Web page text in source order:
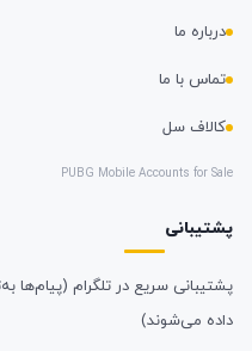
درباره ما
تماس با ما
کالاف سل
PUBG Mobile Accounts for Sale
پشتیبانی
پشتیبانی سریع در تلگرام (پیام‌ها
داده می‌شوند)